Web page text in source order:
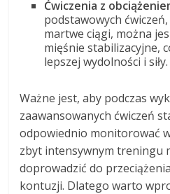
Ćwiczenia z
podstawowych
martwe ciągi, można
mięśnie stabilizacyjne,
lepszej wydolności i siły.
Ważne jest, aby podczas
zaawansowanych ćwiczeń
odpowiednio monitorować
zbyt intensywnym treningu
doprowadzić do
kontuzji. Dlatego warto